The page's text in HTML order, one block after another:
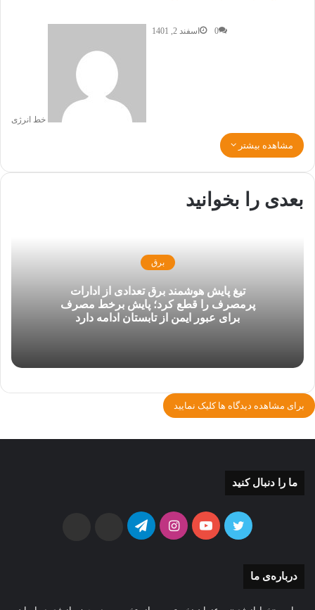
خط انرژی
اسفند 2, 1401 0
مشاهده بیشتر
بعدی را بخوانید
برق
تیغ پایش هوشمند برق تعدادی از ادارات
پرمصرف را قطع کرد؛ پایش برخط مصرف
برای عبور ایمن از تابستان ادامه دارد
برای مشاهده دیدگاه ها کلیک نمایید
ما را دنبال کنید
توییتر یوتیوب اینستاگرامتلگرام
درباره‌ی ما